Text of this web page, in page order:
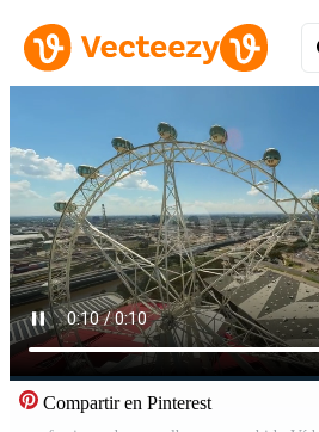
Compartir en Pinterest